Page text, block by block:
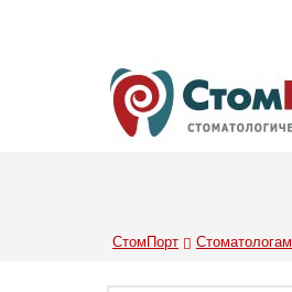
СтомПорт Стоматологам